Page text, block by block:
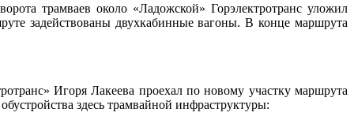
трамваев около «Ладожской» Горэлектротранс уложил
задействованы двухкабинные вагоны. В конце маршрута
Игоря Лакеева проехал по новому участку маршрута
здесь трамвайной инфраструктуры: